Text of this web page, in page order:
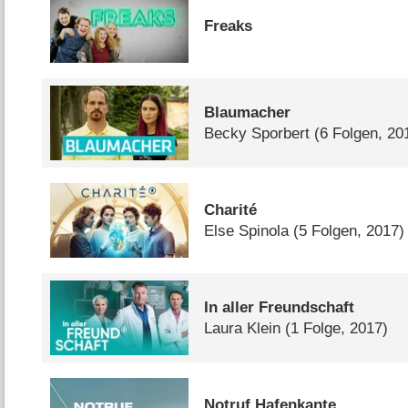
Freaks
Blaumacher
Becky Sporbert (6 Folgen,
Charité
Else Spinola (5 Folgen, 2017)
In aller Freundschaft
Laura Klein (1 Folge, 2017)